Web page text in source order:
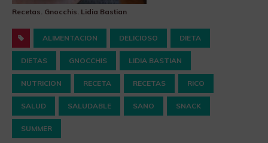
Recetas. Gnocchis. Lidia Bastian
ALIMENTACION DELICIOSO DIETA
DIETAS GNOCCHIS LIDIA BASTIAN
NUTRICION RECETA RECETAS RICO
SALUD SALUDABLE SANO SNACK
SUMMER